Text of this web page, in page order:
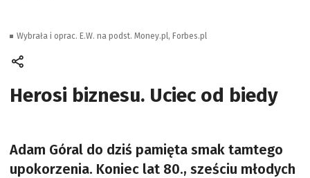
Herosi biznesu. Uciec od biedy
Adam Góral do dziś pamięta smak tamtego
upokorzenia. Koniec lat 80., sześciu młodych
Wybrała i oprac. E.W. na podst. Money.pl, Forbes.pl